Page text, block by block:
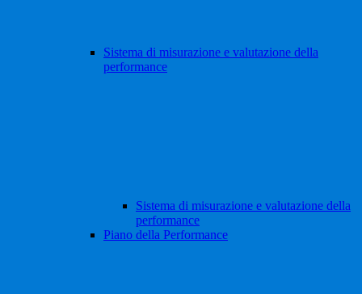
Sistema di misurazione e valutazione della
performance
Sistema di misurazione e valutazione della
performance
Piano della Performance